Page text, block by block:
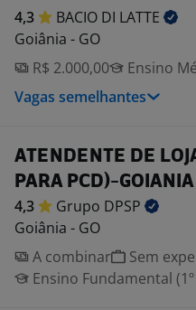
4,3 BACIO DI LATTE
Goiânia - GO
R$ 2.000,00
Ensino
Vagas semelhantes
ATENDENTE DE
PARA PCD)-GOIANIA
4,3 Grupo DPSP
Goiânia - GO
A combinar
Sem
Ensino Fundamental